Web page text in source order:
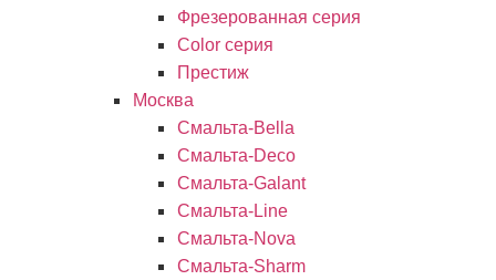
Фрезерованная серия
Color серия
Престиж
Москва
Смальта-Bella
Смальта-Deco
Смальта-Galant
Смальта-Line
Смальта-Nova
Смальта-Sharm